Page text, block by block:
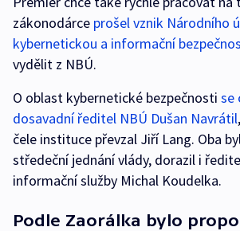
zákonodárce prošel vznik Národního
kybernetickou a informační
vydělit z NBÚ.
O oblast kybernetické bezpečnosti se
dosavadní ředitel NBÚ Dušan Navrátil
čele instituce převzal Jiří Lang. Oba
středeční jednání vlády, dorazil i
informační služby Michal Koudelka.
Podle Zaorálka bylo